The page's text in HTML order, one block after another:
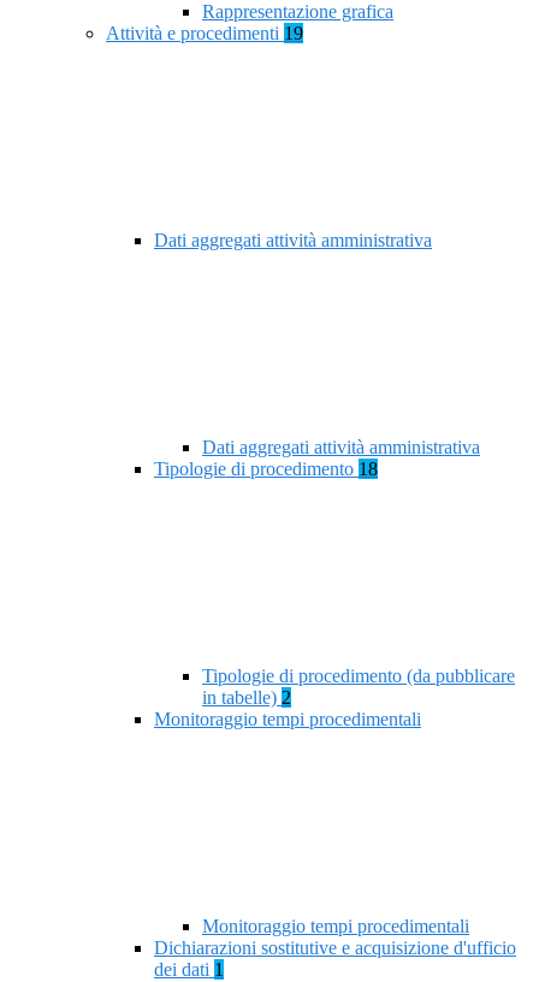
Rappresentazione grafica
Attività e procedimenti 19
Dati aggregati attività amministrativa
Dati aggregati attività amministrativa
Tipologie di procedimento 18
Tipologie di procedimento (da pubblicare
in tabelle) 2
Monitoraggio tempi procedimentali
Monitoraggio tempi procedimentali
Dichiarazioni sostitutive e acquisizione d'ufficio
dei dati 1